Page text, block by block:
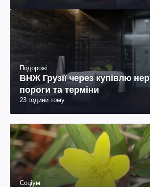
Подорожі
ВНЖ Грузії через купівлю
пороги та терміни
23 години тому
Соціум